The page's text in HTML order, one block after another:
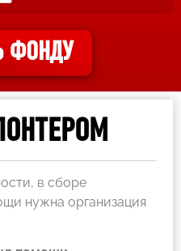
ФОНДУ
в сборе
нужна организация